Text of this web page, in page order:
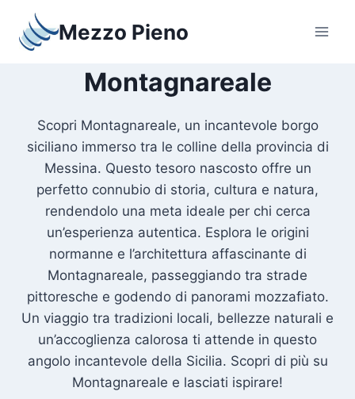
contenuto
Mezzo Pieno
Montagnareale
Scopri Montagnareale, un incantevole borgo
siciliano immerso tra le colline della provincia di
Messina. Questo tesoro nascosto offre un
perfetto connubio di storia, cultura e natura,
rendendolo una meta ideale per chi cerca
un’esperienza autentica. Esplora le origini
normanne e l’architettura affascinante di
Montagnareale, passeggiando tra strade
pittoresche e godendo di panorami mozzafiato.
Un viaggio tra tradizioni locali, bellezze naturali e
un’accoglienza calorosa ti attende in questo
angolo incantevole della Sicilia. Scopri di più su
Montagnareale e lasciati ispirare!